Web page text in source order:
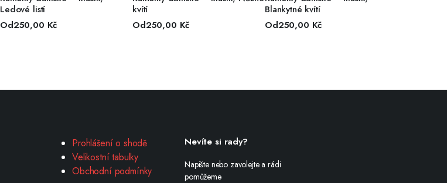
Ledové listí
Od250,00 Kč
kvítí
Od250,00 Kč
Blankytné kvítí
Od250,00 Kč
Prohlášení o shodě
Velikostní tabulky
Obchodní podmínky
Nevíte si rady?
Napište nebo zavolejte a rádi
pomůžeme